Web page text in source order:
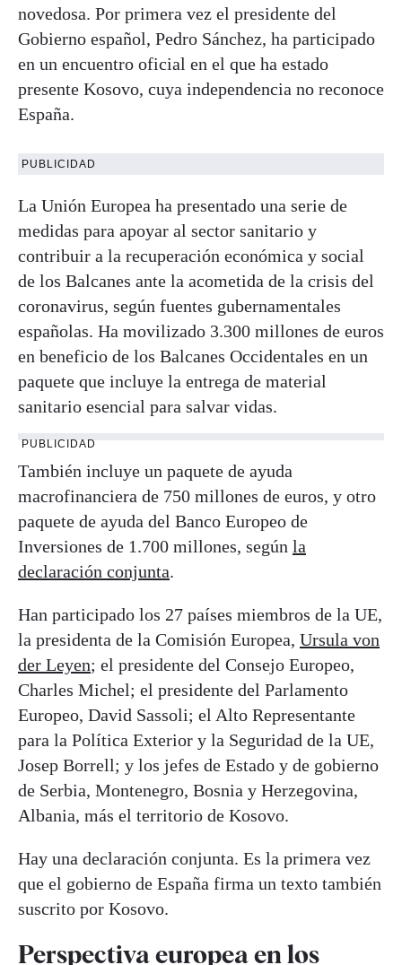
novedosa. Por primera vez el presidente del
Gobierno español, Pedro Sánchez, ha participado
en un encuentro oficial en el que ha estado
presente Kosovo, cuya independencia no reconoce
España.
PUBLICIDAD
La Unión Europea ha presentado una serie de
medidas para apoyar al sector sanitario y
contribuir a la recuperación económica y social
de los Balcanes ante la acometida de la crisis del
coronavirus, según fuentes gubernamentales
españolas. Ha movilizado 3.300 millones de euros
en beneficio de los Balcanes Occidentales en un
paquete que incluye la entrega de material
sanitario esencial para salvar vidas.
PUBLICIDAD
También incluye un paquete de ayuda
macrofinanciera de 750 millones de euros, y otro
paquete de ayuda del Banco Europeo de
Inversiones de 1.700 millones, según la
declaración conjunta.
Han participado los 27 países miembros de la UE,
la presidenta de la Comisión Europea, Ursula von
der Leyen; el presidente del Consejo Europeo,
Charles Michel; el presidente del Parlamento
Europeo, David Sassoli; el Alto Representante
para la Política Exterior y la Seguridad de la UE,
Josep Borrell; y los jefes de Estado y de gobierno
de Serbia, Montenegro, Bosnia y Herzegovina,
Albania, más el territorio de Kosovo.
Hay una declaración conjunta. Es la primera vez
que el gobierno de España firma un texto también
suscrito por Kosovo.
Perspectiva europea en los